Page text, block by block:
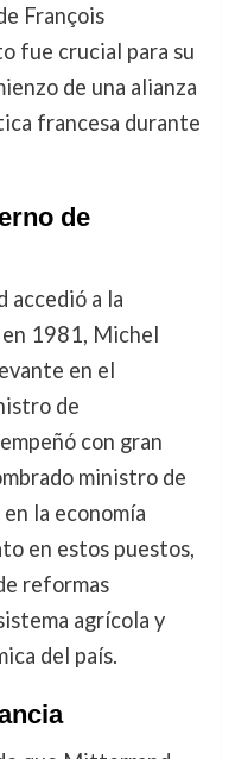
François
fue crucial para su
de una alianza
francesa durante
de
accedió a la
en 1981, Michel
en el
de
con gran
ministro de
la economía
en estos puestos,
reformas
agrícola y
del país.